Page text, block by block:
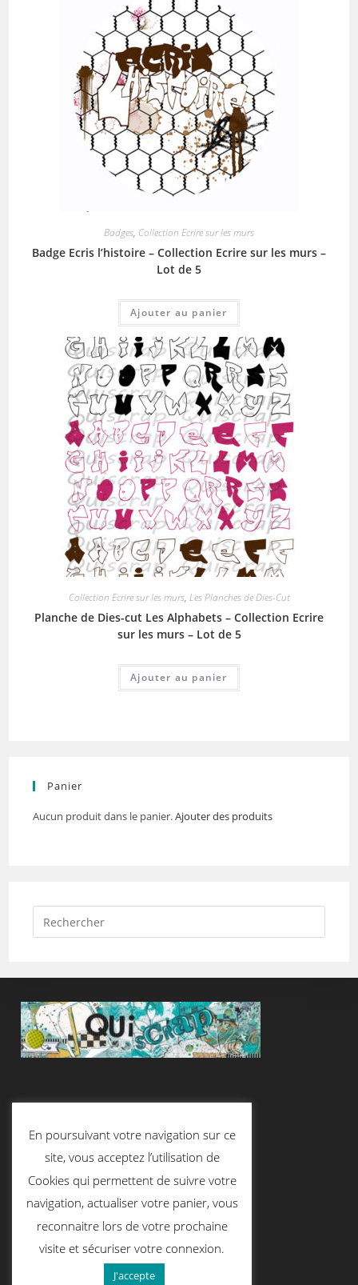
Badges, Collection Ecrire sur les murs
Badge Ecris l’histoire – Collection Ecrire sur les murs –
Lot de 5
Ajouter au panier
Collection Ecrire sur les murs, Les Planches de Dies-Cut
Planche de Dies-cut Les Alphabets – Collection Ecrire
sur les murs – Lot de 5
Ajouter au panier
Panier
Aucun produit dans le panier.Ajouter des produits
Contactez-Nous
contact@quiscrap.fr
En poursuivant votre navigation sur ce
site, vous acceptez l’utilisation de
Cookies qui permettent de suivre votre
navigation, actualiser votre panier, vous
reconnaitre lors de votre prochaine
visite et sécuriser votre connexion.
J'accepte